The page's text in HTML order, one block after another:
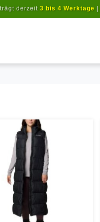
derzeit 3 bis 4 Werktage